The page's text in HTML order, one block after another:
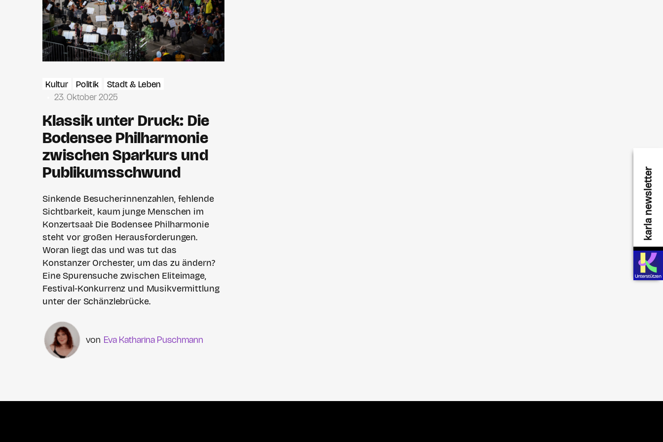
karla newsletter
Kultur Politik
Stadt & Leben
23. Oktober 2025
Klassik unter Druck: Die
Bodensee Philharmonie
zwischen Sparkurs und
Publikumsschwund
Sinkende Besucher:innenzahlen, fehlende
Sichtbarkeit, kaum junge Menschen im
Konzertsaal: Die Bodensee Philharmonie
steht vor großen Herausforderungen.
Woran liegt das und was tut das
Konstanzer Orchester, um das zu ändern?
Eine Spurensuche zwischen Eliteimage,
Festival-Konkurrenz und Musikvermittlung
unter der Schänzlebrücke.
Eva Katharina Puschmann